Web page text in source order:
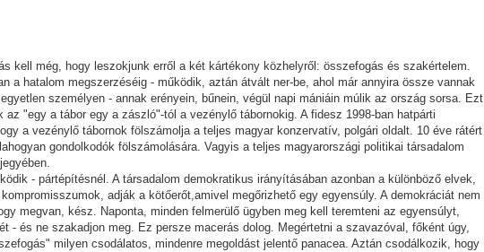
kell még, hogy leszokjunk erről a két kártékony közhelyről: összefogás és szakértelem.
a hatalom megszerzéséig - működik, aztán átvált ner-be, ahol már annyira össze vannak
személyen - annak erényein, bűnein, végül napi mániáin múlik az ország sorsa. Ezt
"egy a tábor egy a zászló"-tól a vezénylő tábornokig. A fidesz 1998-ban hatpárti
a vezénylő tábornok fölszámolja a teljes magyar konzervatív, polgári oldalt. 10 éve rátért
gondolkodók fölszámolására. Vagyis a teljes magyarországi politikai társadalom
- pártépítésnél. A társadalom demokratikus irányításában azonban a különböző elvek,
adják a kötőerőt,amivel megőrizhető egy egyensúly. A demokráciát nem
megvan, kész. Naponta, minden felmerülő ügyben meg kell teremteni az egyensúlyt,
- és ne szakadjon meg. Ez persze macerás dolog. Megértetni a szavazóval, főként úgy,
milyen csodálatos, mindenre megoldást jelentő panacea. Aztán csodálkozik, hogy